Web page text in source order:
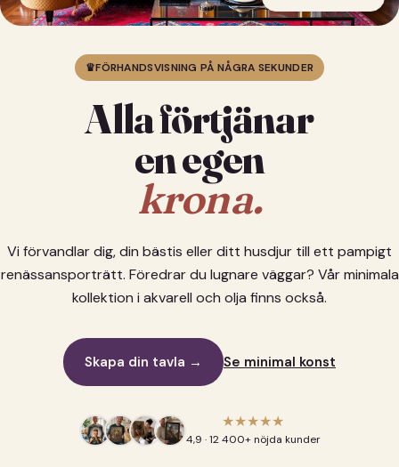
♛FÖRHANDSVISNING PÅ NÅGRA SEKUNDER
Alla förtjänar
en egen
krona.
Vi förvandlar dig, din bästis eller ditt husdjur till ett pampigt
renässansporträtt. Föredrar du lugnare väggar? Vår minimala
kollektion i akvarell och olja finns också.
Skapa din tavla → Se minimal konst
★★★★★
4,9 · 12 400+ nöjda kunder